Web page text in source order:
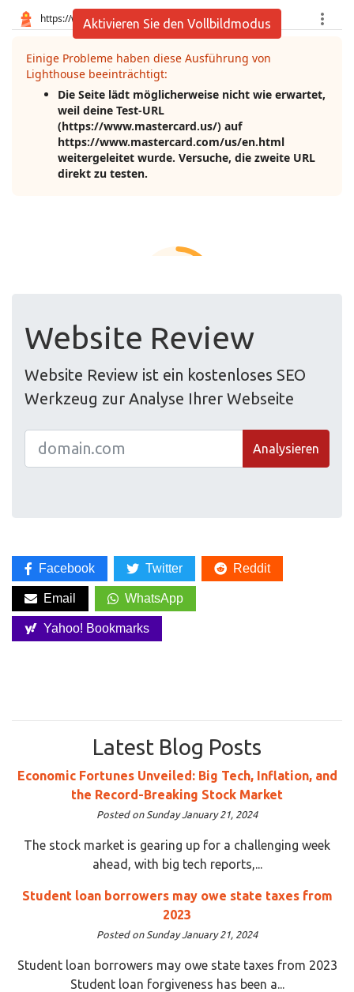
Aktivieren Sie den Vollbildmodus
Website Review
Website Review ist ein kostenloses SEO
Werkzeug zur Analyse Ihrer Webseite
Analysieren
Facebook Twitter Reddit
Email WhatsApp
Yahoo! Bookmarks
Latest Blog Posts
Economic Fortunes Unveiled: Big Tech, Inflation, and
the Record-Breaking Stock Market
Posted on Sunday January 21, 2024
The stock market is gearing up for a challenging week
ahead, with big tech reports,...
Student loan borrowers may owe state taxes from
2023
Posted on Sunday January 21, 2024
Student loan borrowers may owe state taxes from 2023
Student loan forgiveness has been a...